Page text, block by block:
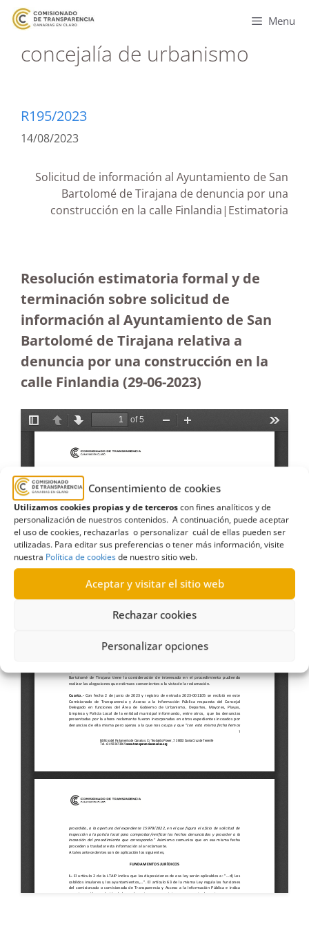
Consentimiento de cookies
Utilizamos cookies propias y de terceroscon fines analíticos y de
personalización de nuestros contenidos. A continuación, puede aceptar
el uso de cookies, rechazarlas o personalizar cuál de ellas pueden ser
utilizadas. Para editar sus preferencias o tener más información, visite
nuestra Política de cookiesde nuestro sitio web.
Aceptar y visitar el sitio web
Rechazar cookies
Personalizar opciones
Menu
concejalía de urbanismo
R195/2023
14/08/2023
Solicitud de información al Ayuntamiento de San
Bartolomé de Tirajana de denuncia por una
construcción en la calle Finlandia|Estimatoria
Resolución estimatoria formal y de
terminación sobre solicitud de
información al Ayuntamiento de San
Bartolomé de Tirajana relativa a
denuncia por una construcción en la
calle Finlandia (29-06-2023)